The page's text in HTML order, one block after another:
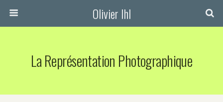
Olivier Ihl
La Représentation Photographique